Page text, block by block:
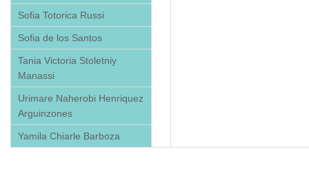
Sofia Totorica Russi
Sofia de los Santos
Tania Victoria Stoletniy
Manassi
Urimare Naherobi Henriquez
Arguinzones
Yamila Chiarle Barboza